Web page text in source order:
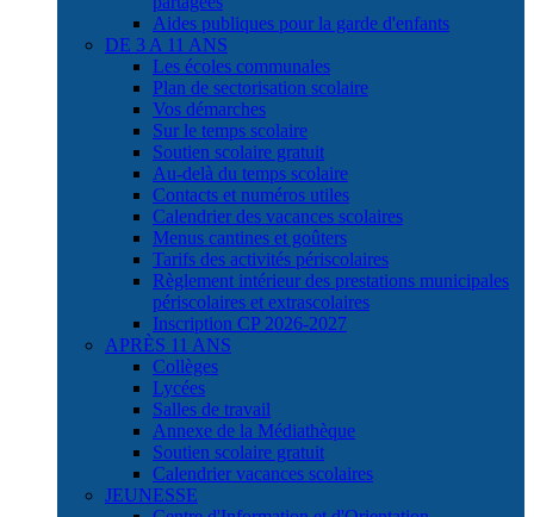
Aides publiques pour la garde d'enfants
DE 3 A 11 ANS
Les écoles communales
Plan de sectorisation scolaire
Vos démarches
Sur le temps scolaire
Soutien scolaire gratuit
Au-delà du temps scolaire
Contacts et numéros utiles
Calendrier des vacances scolaires
Menus cantines et goûters
Tarifs des activités périscolaires
Règlement intérieur des prestations municipales
périscolaires et extrascolaires
Inscription CP 2026-2027
APRÈS 11 ANS
Collèges
Lycées
Salles de travail
Annexe de la Médiathèque
Soutien scolaire gratuit
Calendrier vacances scolaires
JEUNESSE